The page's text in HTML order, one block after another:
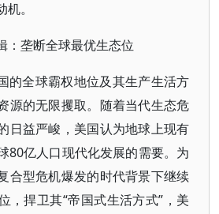
。
：垄断全球最优生态位
的全球霸权地位及其生产生活方
源的无限攫取。随着当代生态危
日益严峻，美国认为地球上现有
80亿人口现代化发展的需要。为
合型危机爆发的时代背景下继续
，捍卫其“帝国式生活方式”，美